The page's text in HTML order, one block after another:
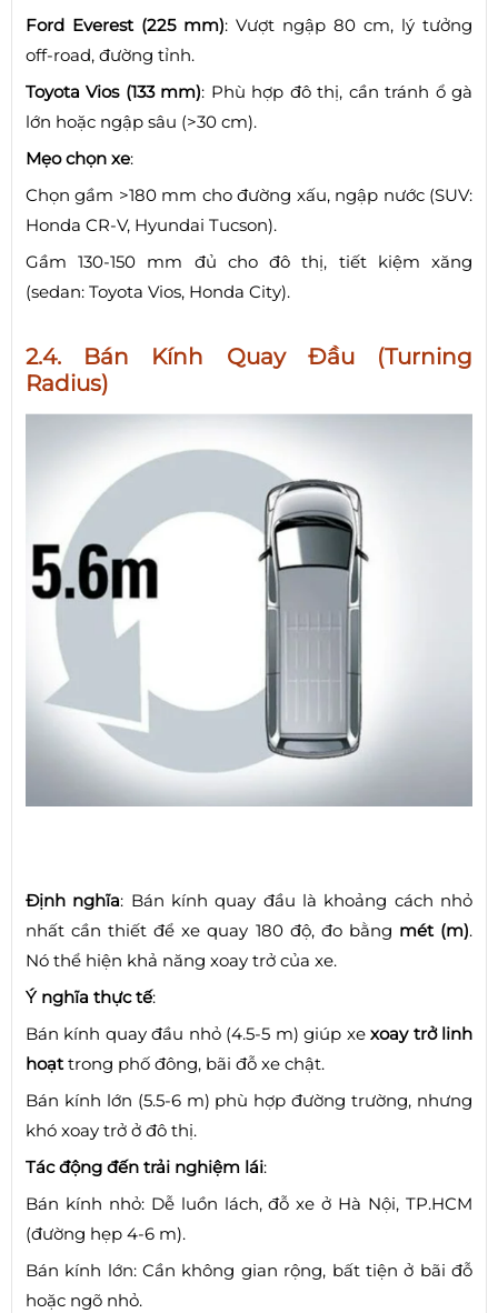
Ford Everest (225 mm): Vượt ngập 80 cm, lý tưởng
off-road, đường tỉnh.
Toyota Vios (133 mm): Phù hợp đô thị, cần tránh ổ gà
lớn hoặc ngập sâu (>30 cm).
Mẹo chọn xe:
Chọn gầm >180 mm cho đường xấu, ngập nước (SUV:
Honda CR-V, Hyundai Tucson).
Gầm 130-150 mm đủ cho đô thị, tiết kiệm xăng
(sedan: Toyota Vios, Honda City).
2.4. Bán Kính Quay Đầu (Turning
Radius)
Định nghĩa: Bán kính quay đầu là khoảng cách nhỏ
nhất cần thiết để xe quay 180 độ, đo bằng mét (m).
Nó thể hiện khả năng xoay trở của xe.
Ý nghĩa thực tế:
Bán kính quay đầu nhỏ (4.5-5 m) giúp xexoay trở linh
hoạttrong phố đông, bãi đỗ xe chật.
Bán kính lớn (5.5-6 m) phù hợp đường trường, nhưng
khó xoay trở ở đô thị.
Tác động đến trải nghiệm lái:
Bán kính nhỏ: Dễ luồn lách, đỗ xe ở Hà Nội, TP.HCM
(đường hẹp 4-6 m).
Bán kính lớn: Cần không gian rộng, bất tiện ở bãi đỗ
hoặc ngõ nhỏ.